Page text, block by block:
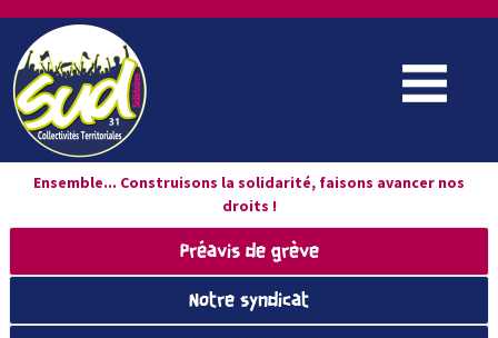
Ensemble... Construisons la solidarité, faisons avancer nos
droits !
Préavis de grève
Notre syndicat